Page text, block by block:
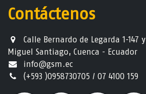
Contáctenos
Calle Bernardo de Legarda 1-147 y
Miguel Santiago, Cuenca - Ecuador
info@gsm.ec​
(+593 )0958730705 / 07 4100 159